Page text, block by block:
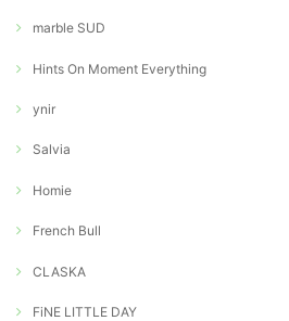
marble SUD
Hints On Moment Everything
ynir
Salvia
Homie
French Bull
CLASKA
FiNE LITTLE DAY